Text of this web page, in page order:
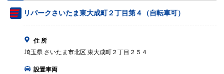
リパークさいたま東大成町２丁目第４（自転車可）
住 所
埼玉県 さいたま市北区 東大成町２丁目２５４
設置車両